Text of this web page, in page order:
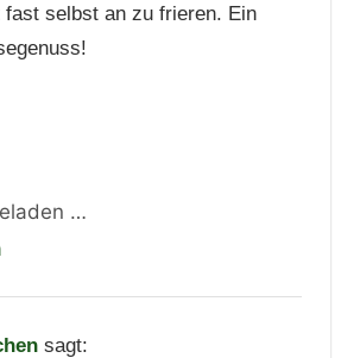
fast selbst an zu frieren. Ein
…
sagt: